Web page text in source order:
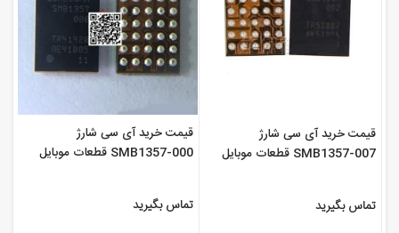
قیمت خرید آی سی شارژ
SMB1357-007 قطعات موبایل
تماس بگیرید
قیمت خرید آی سی شارژ
SMB1357-000 قطعات موبایل
تماس بگیرید